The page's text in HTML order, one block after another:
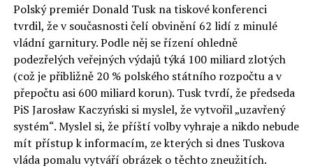
Otázky spojené s vývojem umělé inteligence budou na
fóru AI zvláště diskutovanou oblastí. Fórum AI bude
zahrnovat vyhrazenou tematickou trať skládající se z
panelů, prezentací, workshopů a speciálních akcí.
Budou diskutovány klíčové otázky vlivu umělé
inteligence ve společnosti, ale i v sektoru veřejných a
komerčních služeb. Budou se diskutovat problémy a
výzvy, kterým bude muset trh čelit tváří v tvář zásadním
technologickým změnám. Účastníci fóra také zváží, do
Polský premiér Donald Tusk na tiskové konferenci
tvrdil, že v současnosti čelí obvinění 62 lidí z minulé
vládní garnitury. Podle něj se řízení ohledně
podezřelých veřejných výdajů týká 100 miliard zlotých
(což je přibližně 20 % polského státního rozpočtu a v
přepočtu asi 600 miliard korun). Tusk tvrdí, že předseda
PiS Jarosław Kaczyński si myslel, že vytvořil „uzavřený
systém“. Myslel si, že příští volby vyhraje a nikdo nebude
mít přístup k informacím, ze kterých si dnes Tuskova
vláda pomalu vytváří obrázek o těchto zneužitích.